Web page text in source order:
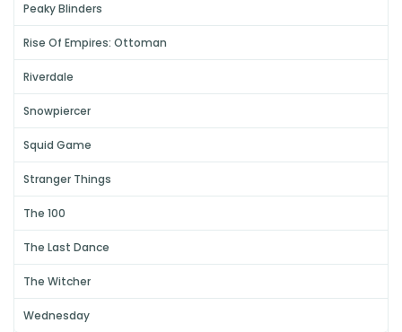
Peaky Blinders
Rise Of Empires: Ottoman
Riverdale
Snowpiercer
Squid Game
Stranger Things
The 100
The Last Dance
The Witcher
Wednesday